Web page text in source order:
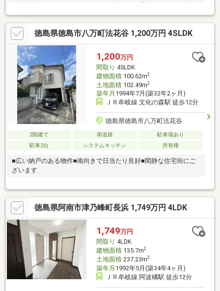
な新生活をスタートできます。築28年ながら室内はきれいに生ま
れ変わり、駐車場は3台分を確保。ご家族の車はもちろん、来客時
にも便利です。津波警戒区域外に位置しており、安心感のある住
環境も魅力。コンパクトながらもファミリー世帯にもおすすめの
一邸です。■2026年9月 リフォーム完成予定■洋室：床重ね張
り、クロス張替え 和室：クロス張替え、襖・障子張替え、畳表
替え LDK：床重ね張り、クロス張替え ユニットバス：新調
洗面台：新調IH：新調 その他内装工事、外構工事
徳島県徳島市八万町法花谷 1,200万円 4SLDK
1,200万円
間取り 4SLDK
建物面積100.62m2
土地面積102.49m2
築年月 1994年7月(築32年2ヶ月)
ＪＲ牟岐線 文化の森駅 徒歩12分
徳島県徳島市八万町法花谷
2階建て 南道路
駐車場あり
駐車2台
システムキッチン 所有権
■広い納戸のある物件■南向きで日当たり良好■閑静な住宅街にご
ざいます
徳島県阿南市津乃峰町長浜 1,749万円 4LDK
1,749万円
間取り 4LDK
建物面積135.7m2
土地面積237.23m2
築年月 1992年5月(築34年4ヶ月)
ＪＲ牟岐線 阿波橘駅 徒歩12分